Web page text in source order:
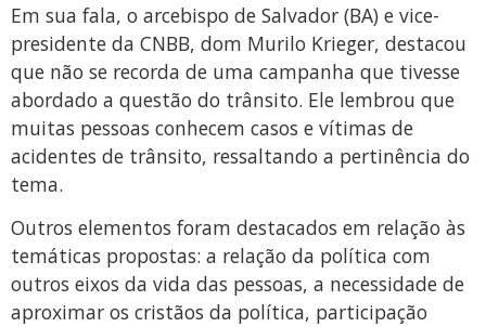
Em sua fala, o arcebispo de Salvador (BA) e vice-
presidente da CNBB, dom Murilo Krieger, destacou
que não se recorda de uma campanha que tivesse
abordado a questão do trânsito. Ele lembrou que
muitas pessoas conhecem casos e vítimas de
acidentes de trânsito, ressaltando a pertinência do
tema.
Outros elementos foram destacados em relação às
temáticas propostas: a relação da política com
outros eixos da vida das pessoas, a necessidade de
aproximar os cristãos da política, participação